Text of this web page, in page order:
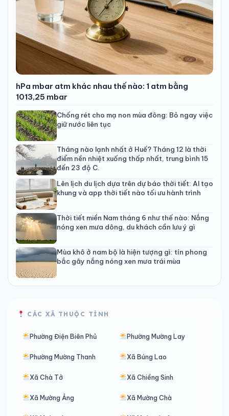
hPa mbar atm khác nhau thế nào: 1 atm bằng
1013,25 mbar
Chống rét cho mạ non mùa đông: Bỏ ngay việc
giữ nước liên tục
Tháng nào lạnh nhất ở Huế? Tháng 12 là thời
điểm nền nhiệt xuống thấp nhất, trung bình 15
đến 23 độ C.
Lên lịch du lịch dựa trên dự báo thời tiết: AI tạo
khung và app thời tiết nào tối ưu hành trình
Thời tiết miền Nam tháng 6 như thế nào: Nắng
nóng xen mưa dông, du khách cần lưu ý gì
Mùa khô ở nam bộ là hiện tượng gì: tín phong
bắc gây nắng nóng xen mưa trái mùa
CÁC XÃ THUỘC TỈNH
Phường Điện Biên Phủ Phường Mường Lay
Phường Mường Thanh Xã Búng Lao
Xã Chà Tở Xã Chiềng Sinh
Xã Mường Ảng Xã Mường Chà